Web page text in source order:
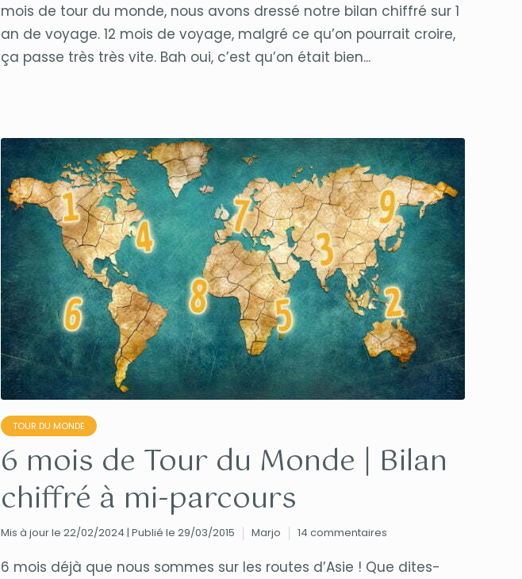
mois de tour du monde, nous avons dressé notre bilan chiffré sur 1
an de voyage. 12 mois de voyage, malgré ce qu’on pourrait croire,
ça passe très très vite. Bah oui, c’est qu’on était bien...
TOUR DU MONDE
6 mois de Tour du Monde | Bilan
chiffré à mi-parcours
Mis à jour le 22/02/2024 | Publié le 29/03/2015 Marjo 14 commentaires
6 mois déjà que nous sommes sur les routes d’Asie ! Que dites-